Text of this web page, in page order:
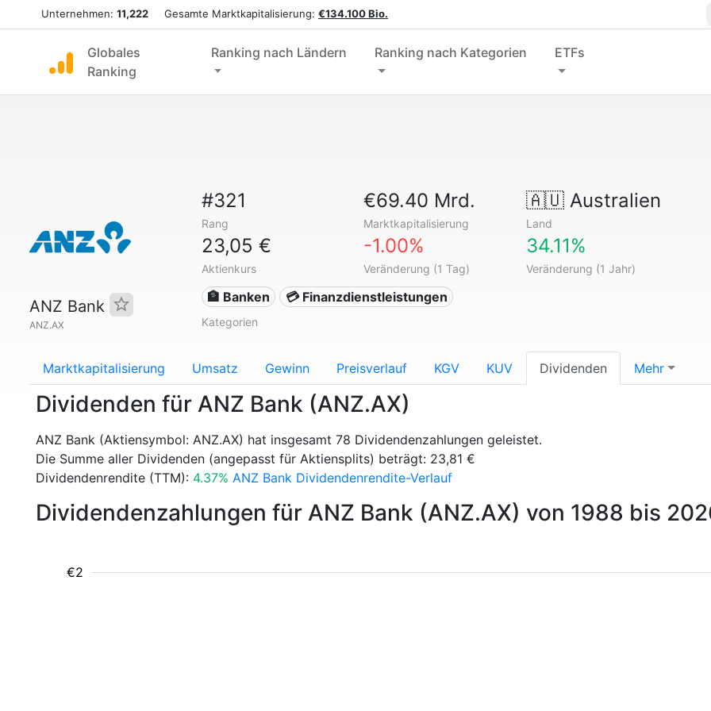
Unternehmen: 11,222 Gesamte Marktkapitalisierung: €134.100 Bio.
Globales
Ranking
Ranking nach Ländern Ranking nach Kategorien ETFs
ANZ Bank
ANZ.AX
#321
Rang
€69.40 Mrd.
Marktkapitalisierung
🇦🇺Australien
Land
23,05 €
Aktienkurs
-1.00%
Veränderung (1 Tag)
34.11%
Veränderung (1 Jahr)
🏦 Banken 💳 Finanzdienstleistungen
Kategorien
Marktkapitalisierung Umsatz Gewinn Preisverlauf KGV KUV Dividenden Mehr
Dividenden für ANZ Bank (ANZ.AX)
ANZ Bank (Aktiensymbol: ANZ.AX) hat insgesamt 78 Dividendenzahlungen geleistet.
Die Summe aller Dividenden (angepasst für Aktiensplits) beträgt: 23,81 €
Dividendenrendite (TTM): 4.37% ANZ Bank Dividendenrendite-Verlauf
Dividendenzahlungen für ANZ Bank (ANZ.AX) von 1988 bis
€2